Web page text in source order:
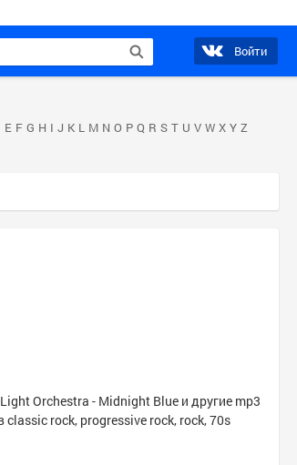
Войти
E F G H I J K L M N O P Q R S T U V W X Y Z
Orchestra - Midnight Blue и другие mp3
classic rock, progressive rock, rock, 70s